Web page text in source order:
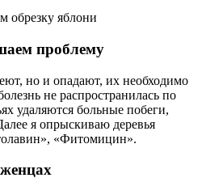
обрезку яблони
проблему
но и опадают, их необходимо
не распространилась по
удаляются больные побеги,
я опрыскиваю деревья
«Фитомицин».